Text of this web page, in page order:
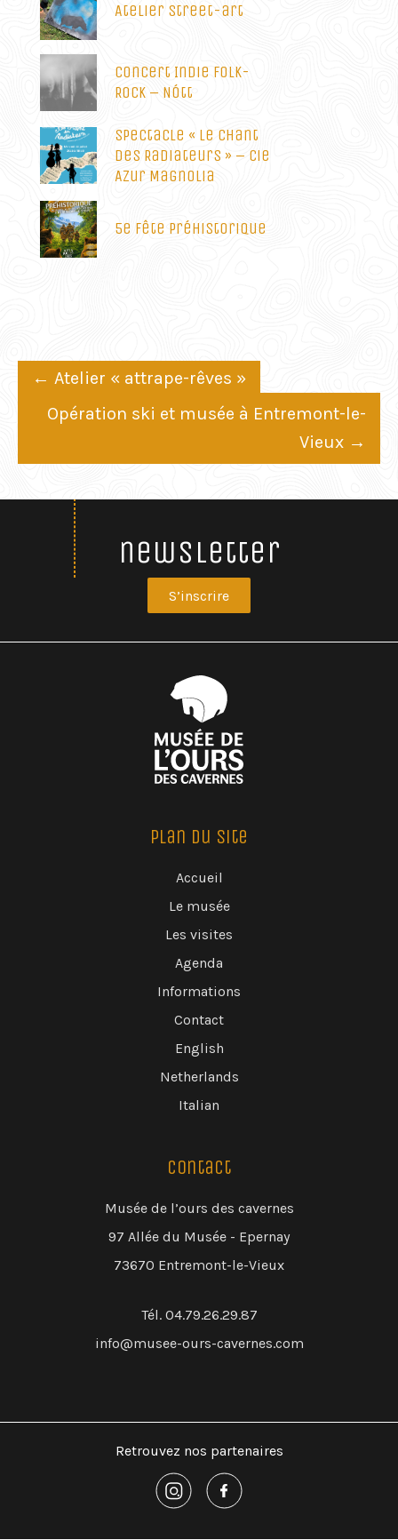
Atelier street-art
Concert Indie Folk-
Rock – Nótt
Spectacle « Le Chant
des Radiateurs » – Cie
Azur Magnolia
5e Fête Préhistorique
navigation
← Atelier « attrape-rêves »
Opération ski et musée à Entremont-le-
Vieux →
newsletter
S’inscrire
Plan du Site
Accueil
Le musée
Les visites
Agenda
Informations
Contact
English
Netherlands
Italian
Contact
Musée de l’ours des cavernes
97 Allée du Musée - Epernay
73670 Entremont-le-Vieux
Tél. 04.79.26.29.87
info@musee-ours-cavernes.com
Retrouvez nos partenaires